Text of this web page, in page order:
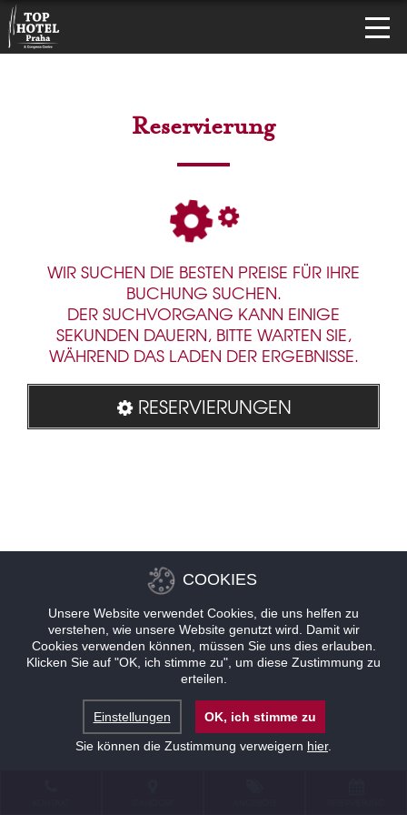
Reservierung
WIR SUCHEN DIE BESTEN PREISE FÜR IHRE
BUCHUNG SUCHEN.
DER SUCHVORGANG KANN EINIGE
SEKUNDEN DAUERN, BITTE WARTEN SIE,
WÄHREND DAS LADEN DER ERGEBNISSE.
RESERVIERUNGEN
COOKIES
Unsere Website verwendet Cookies, die uns helfen zu
verstehen, wie unsere Website genutzt wird. Damit wir
Cookies verwenden können, müssen Sie uns dies erlauben.
Klicken Sie auf "OK, ich stimme zu", um diese Zustimmung zu
erteilen.
Einstellungen
OK, ich stimme zu
Sie können die Zustimmung verweigern hier.